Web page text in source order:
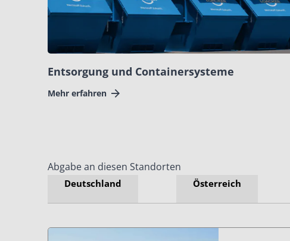
Entsorgung und Containersysteme
Mehr erfahren
Abgabe an diesen Standorten
Deutschland Österreich